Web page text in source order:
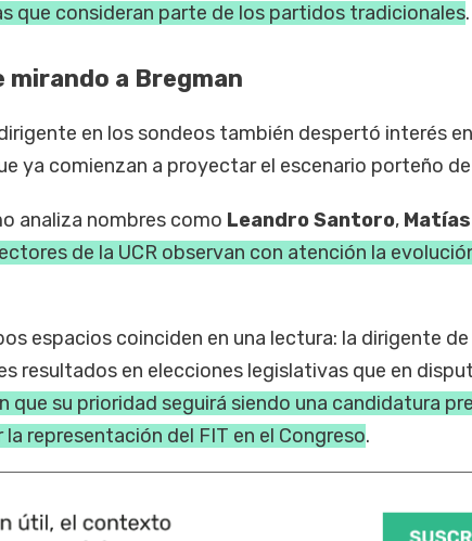
que consideran parte de los partidos tradicionales.
mirando a Bregman
en los sondeos también despertó interés
ya comienzan a proyectar el escenario porteño
analiza nombres como Leandro Santoro,
de la UCR observan con atención la
espacios coinciden en una lectura: la dirigente
resultados en elecciones legislativas que en
que su prioridad seguirá siendo una candidatura
representación del FIT en el Congreso.